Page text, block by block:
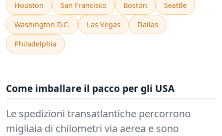
Houston San Francisco Boston Seattle
Washington D.C. Las Vegas Dallas
Philadelphia
Come imballare il pacco per gli USA
Le spedizioni transatlantiche percorrono
migliaia di chilometri via aerea e sono